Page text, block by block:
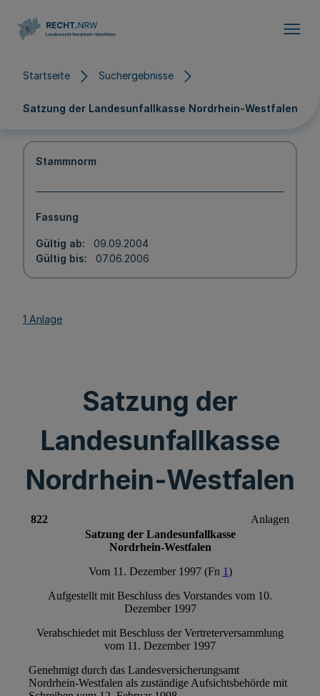
Startseite Suchergebnisse
Satzung der Landesunfallkasse Nordrhein-Westfalen
Stammnorm
Fassung
Gültig ab
09.09.2004
Gültig bis
07.06.2006
1 Anlage
Satzung der
Landesunfallkasse
Nordrhein-Westfalen